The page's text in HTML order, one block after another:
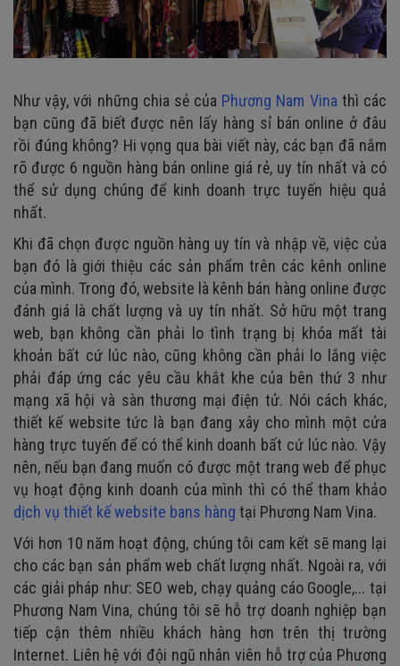
Như vậy, với những chia sẻ của Phương Nam Vina thì các
bạn cũng đã biết được nên lấy hàng sỉ bán online ở đâu
rồi đúng không? Hi vọng qua bài viết này, các bạn đã nắm
rõ được 6 nguồn hàng bán online giá rẻ, uy tín nhất và có
thể sử dụng chúng để kinh doanh trực tuyến hiệu quả
nhất.
Khi đã chọn được nguồn hàng uy tín và nhập về, việc của
bạn đó là giới thiệu các sản phẩm trên các kênh online
của mình. Trong đó, website là kênh bán hàng online được
đánh giá là chất lượng và uy tín nhất. Sở hữu một trang
web, bạn không cần phải lo tình trạng bị khóa mất tài
khoản bất cứ lúc nào, cũng không cần phải lo lắng việc
phải đáp ứng các yêu cầu khắt khe của bên thứ 3 như
mạng xã hội và sàn thương mại điện tử. Nói cách khác,
thiết kế website tức là bạn đang xây cho mình một cửa
hàng trực tuyến để có thể kinh doanh bất cứ lúc nào. Vậy
nên, nếu bạn đang muốn có được một trang web để phục
vụ hoạt động kinh doanh của mình thì có thể tham khảo
dịch vụ thiết kế website bans hàng tại Phương Nam Vina.
Với hơn 10 năm hoạt động, chúng tôi cam kết sẽ mang lại
cho các bạn sản phẩm web chất lượng nhất. Ngoài ra, với
các giải pháp như: SEO web, chạy quảng cáo Google,... tại
Phương Nam Vina, chúng tôi sẽ hỗ trợ doanh nghiệp bạn
tiếp cận thêm nhiều khách hàng hơn trên thị trường
Internet. Liên hệ với đội ngũ nhân viên hỗ trợ của Phương